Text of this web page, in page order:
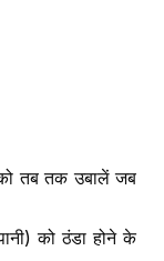
तब तक उबालें जब
को ठंडा होने के